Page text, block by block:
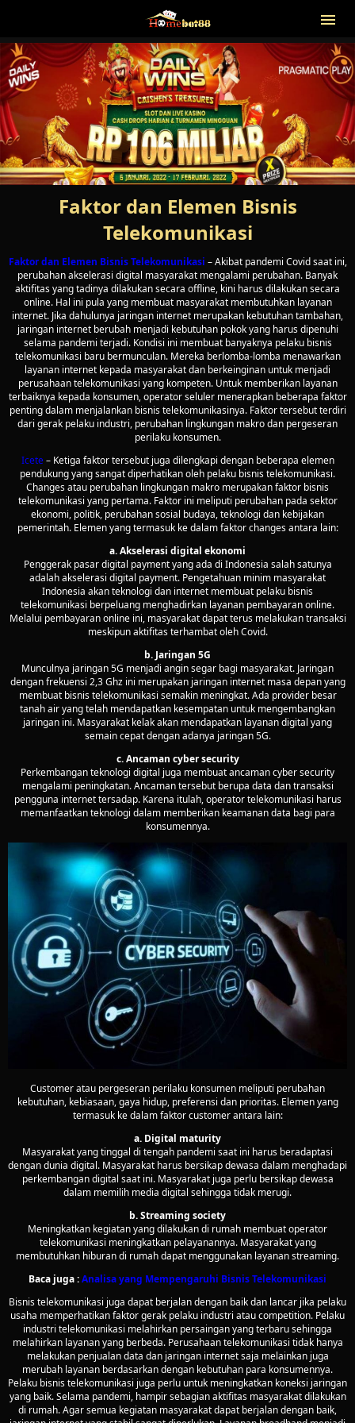
Faktor dan Elemen Bisnis
Telekomunikasi
Faktor dan Elemen Bisnis Telekomunikasi – Akibat pandemi Covid saat ini,
perubahan akselerasi digital masyarakat mengalami perubahan. Banyak
aktifitas yang tadinya dilakukan secara offline, kini harus dilakukan secara
online. Hal ini pula yang membuat masyarakat membutuhkan layanan
internet. Jika dahulunya jaringan internet merupakan kebutuhan tambahan,
jaringan internet berubah menjadi kebutuhan pokok yang harus dipenuhi
selama pandemi terjadi. Kondisi ini membuat banyaknya pelaku bisnis
telekomunikasi baru bermunculan. Mereka berlomba-lomba menawarkan
layanan internet kepada masyarakat dan berkeinginan untuk menjadi
perusahaan telekomunikasi yang kompeten. Untuk memberikan layanan
terbaiknya kepada konsumen, operator seluler menerapkan beberapa faktor
penting dalam menjalankan bisnis telekomunikasinya. Faktor tersebut terdiri
dari gerak pelaku industri, perubahan lingkungan makro dan pergeseran
perilaku konsumen.
Icete– Ketiga faktor tersebut juga dilengkapi dengan beberapa elemen
pendukung yang sangat diperhatikan oleh pelaku bisnis telekomunikasi.
Changes atau perubahan lingkungan makro merupakan faktor bisnis
telekomunikasi yang pertama. Faktor ini meliputi perubahan pada sektor
ekonomi, politik, perubahan sosial budaya, teknologi dan kebijakan
pemerintah. Elemen yang termasuk ke dalam faktor changes antara lain:
a. Akselerasi digital ekonomi
Penggerak pasar digital payment yang ada di Indonesia salah satunya
adalah akselerasi digital payment. Pengetahuan minim masyarakat
Indonesia akan teknologi dan internet membuat pelaku bisnis
telekomunikasi berpeluang menghadirkan layanan pembayaran online.
Melalui pembayaran online ini, masyarakat dapat terus melakukan transaksi
meskipun aktifitas terhambat oleh Covid.
b. Jaringan 5G
Munculnya jaringan 5G menjadi angin segar bagi masyarakat. Jaringan
dengan frekuensi 2,3 Ghz ini merupakan jaringan internet masa depan yang
membuat bisnis telekomunikasi semakin meningkat. Ada provider besar
tanah air yang telah mendapatkan kesempatan untuk mengembangkan
jaringan ini. Masyarakat kelak akan mendapatkan layanan digital yang
semain cepat dengan adanya jaringan 5G.
c. Ancaman cyber security
Perkembangan teknologi digital juga membuat ancaman cyber security
mengalami peningkatan. Ancaman tersebut berupa data dan transaksi
pengguna internet tersadap. Karena itulah, operator telekomunikasi harus
memanfaatkan teknologi dalam memberikan keamanan data bagi para
konsumennya.
Customer atau pergeseran perilaku konsumen meliputi perubahan
kebutuhan, kebiasaan, gaya hidup, preferensi dan prioritas. Elemen yang
termasuk ke dalam faktor customer antara lain:
a. Digital maturity
Masyarakat yang tinggal di tengah pandemi saat ini harus beradaptasi
dengan dunia digital. Masyarakat harus bersikap dewasa dalam menghadapi
perkembangan digital saat ini. Masyarakat juga perlu bersikap dewasa
dalam memilih media digital sehingga tidak merugi.
b. Streaming society
Meningkatkan kegiatan yang dilakukan di rumah membuat operator
telekomunikasi meningkatkan pelayanannya. Masyarakat yang
membutuhkan hiburan di rumah dapat menggunakan layanan streaming.
Baca juga :Analisa yang Mempengaruhi Bisnis Telekomunikasi
Bisnis telekomunikasi juga dapat berjalan dengan baik dan lancar jika pelaku
usaha memperhatikan faktor gerak pelaku industri atau competition. Pelaku
industri telekomunikasi melahirkan persaingan yang terbaru sehingga
melahirkan layanan yang berbeda. Perusahaan telekomunikasi tidak hanya
melakukan penjualan data dan jaringan internet saja melainkan juga
merubah layanan berdasarkan dengan kebutuhan para konsumennya.
Pelaku bisnis telekomunikasi juga perlu untuk meningkatkan koneksi jaringan
yang baik. Selama pandemi, hampir sebagian aktifitas masyarakat dilakukan
di rumah. Agar semua kegiatan masyarakat dapat berjalan dengan baik,